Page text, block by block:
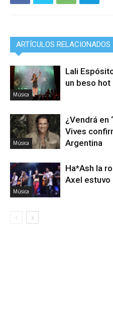
ARTÍCULOS RELACIONADOS
Música
Lali
un beso hot
Música
¿Vendrá en
Vives
Argentina
Música
Ha*Ash la
Axel estuvo